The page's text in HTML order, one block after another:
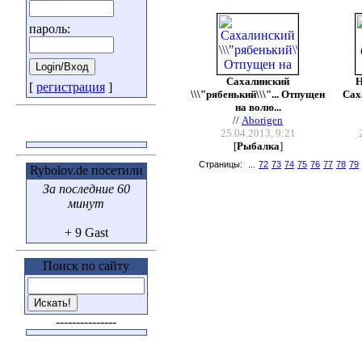
пароль:
[ регистрация]
Rybolov.de посетили
За последние 60
минут
+ 9 Gast
Поиск по сайту
---------------
Сахалинский
\\\"рябенький\\\"... Отпущен
на волю...
// Aborigen
25.04.2013, 9:21
[Рыбалка]
Страницы: 72 73 74 75 76 77 78 79